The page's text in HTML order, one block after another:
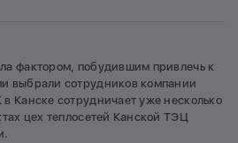
фактором, побудившим привлечь к
выбрали сотрудников компании
Канске сотрудничает уже несколько
цех теплосетей Канской ТЭЦ